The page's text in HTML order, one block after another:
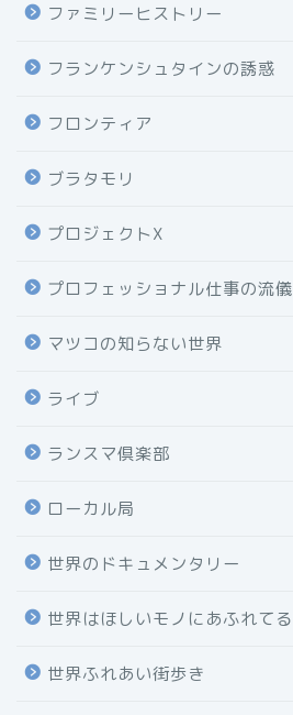
ファミリーヒストリー
フランケンシュタインの誘惑
フロンティア
ブラタモリ
プロジェクトX
プロフェッショナル仕事の流儀
マツコの知らない世界
ライブ
ランスマ倶楽部
ローカル局
世界のドキュメンタリー
世界はほしいモノにあふれてる
世界ふれあい街歩き